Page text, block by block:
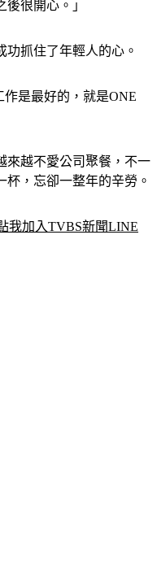
很開心。」
抓住了年輕人的心。
作是最好的，就是ONE
來越不愛公司聚餐，不一
，忘卻一整年的辛勞。
我加入TVBS新聞LINE